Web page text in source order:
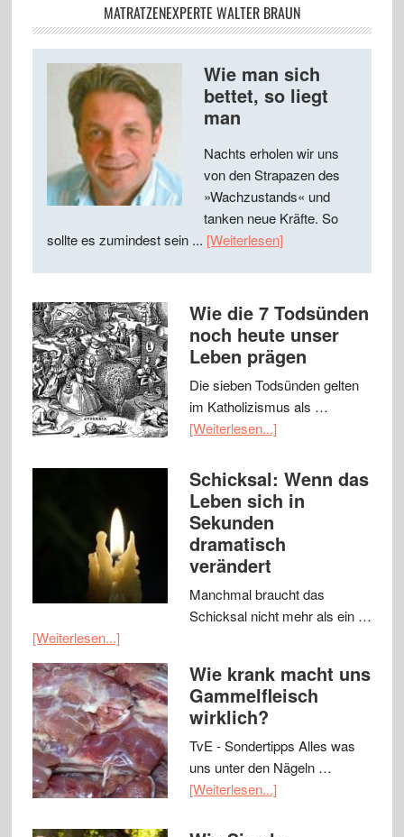
MATRATZENEXPERTE WALTER BRAUN
Wie man sich
bettet, so liegt
man
Nachts erholen wir uns
von den Strapazen des
»Wachzustands« und
tanken neue Kräfte. So
sollte es zumindest sein ... [Weiterlesen]
Wie die 7 Todsünden
noch heute unser
Leben prägen
Die sieben Todsünden gelten
im Katholizismus als …
[Weiterlesen...]
Schicksal: Wenn das
Leben sich in
Sekunden
dramatisch
verändert
Manchmal braucht das
Schicksal nicht mehr als ein …
[Weiterlesen...]
Wie krank macht uns
Gammelfleisch
wirklich?
TvE - Sondertipps Alles was
uns unter den Nägeln …
[Weiterlesen...]